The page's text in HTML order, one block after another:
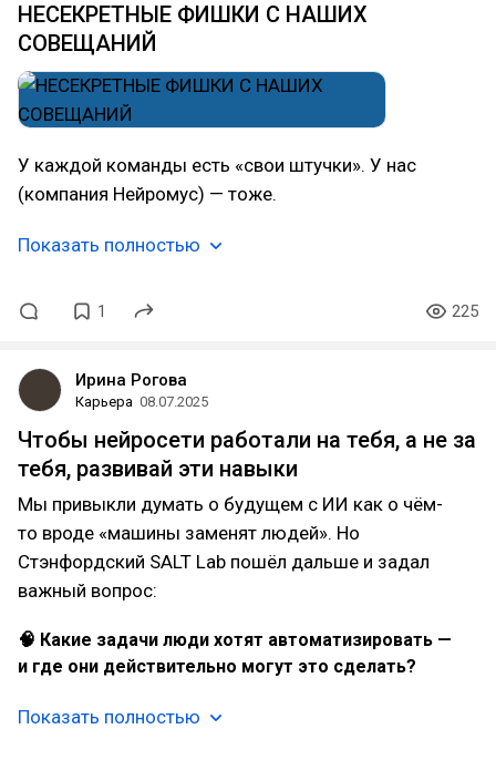
НЕСЕКРЕТНЫЕ ФИШКИ С НАШИХ
СОВЕЩАНИЙ
У каждой команды есть «свои штучки». У нас
(компания Нейромус) — тоже.
Показать полностью
1 225
Ирина Рогова
Карьера 08.07.2025
Чтобы нейросети работали на тебя, а не за
тебя, развивай эти навыки
Мы привыкли думать о будущем с ИИ как о чём-
то вроде «машины заменят людей». Но
Стэнфордский SALT Lab пошёл дальше и задал
важный вопрос:
🧠 Какие задачи люди хотят автоматизировать —
и где они действительно могут это сделать?
Показать полностью